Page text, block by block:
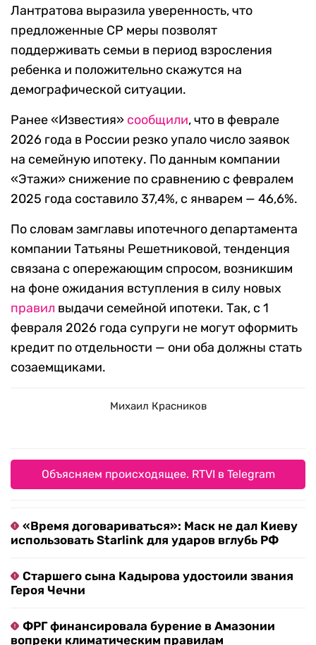
Лантратова выразила уверенность, что
предложенные СР меры позволят
поддерживать семьи в период взросления
ребенка и положительно скажутся на
демографической ситуации.
Ранее «Известия» сообщили, что в феврале
2026 года в России резко упало число заявок
на семейную ипотеку. По данным компании
«Этажи» снижение по сравнению с февралем
2025 года составило 37,4%, с январем — 46,6%.
По словам замглавы ипотечного департамента
компании Татьяны Решетниковой, тенденция
связана с опережающим спросом, возникшим
на фоне ожидания вступления в силу новых
правил выдачи семейной ипотеки. Так, с 1
февраля 2026 года супруги не могут оформить
кредит по отдельности — они оба должны стать
созаемщиками.
Михаил Красников
Объясняем происходящее. RTVI в Telegram
«Время договариваться»: Маск не дал Киеву
использовать Starlink для ударов вглубь РФ
Старшего сына Кадырова удостоили звания
Героя Чечни
ФРГ финансировала бурение в Амазонии
вопреки климатическим правилам